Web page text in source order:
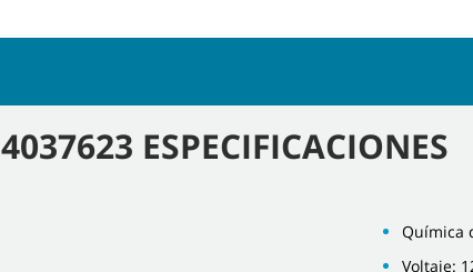
4037623 ESPECIFICACIONES
Química
Voltaje: